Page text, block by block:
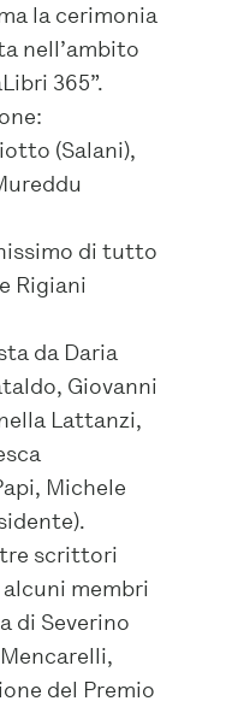
la cerimonia
nell’ambito
365”.
(Salani),
di tutto
Rigiani
da Daria
Giovanni
Lattanzi,
Michele
scrittori
membri
di Severino
del Premio